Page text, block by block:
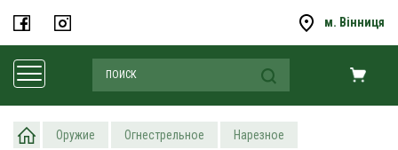
м. Вінниця
Оружие Огнестрельное Нарезное